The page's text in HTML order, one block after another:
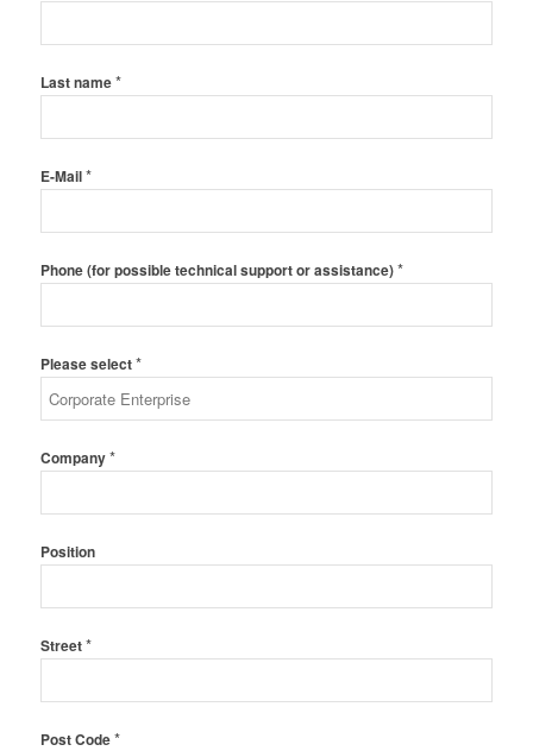
Last name*
E-Mail*
Phone (for possible technical support or assistance)*
Please select*
Company*
Position
Street*
Post Code*